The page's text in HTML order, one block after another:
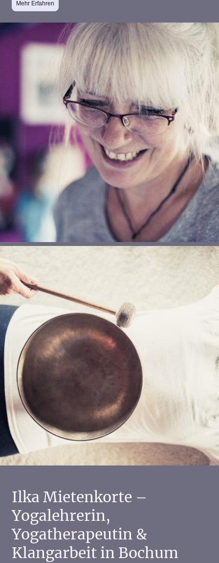
Mehr Erfahren
Ilka Mietenkorte –
Yogalehrerin,
Yogatherapeutin &
Klangarbeit in Bochum